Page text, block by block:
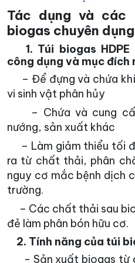
Tác dụng và các
biogas chuyên dụng
1. Túi biogas
công dụng và mục đích
– Để đựng và chứa
vi sinh vật phân hủy
– Chứa và cung
nướng, sản xuất khác
– Làm giảm thiểu tối
ra từ chất thải, phân
nguy cơ mắc bệnh dịch
trường.
– Các chất thải sau
đẻ làm phân bón hữu cơ.
2. Tính năng của túi
- Sản xuất biogas từ